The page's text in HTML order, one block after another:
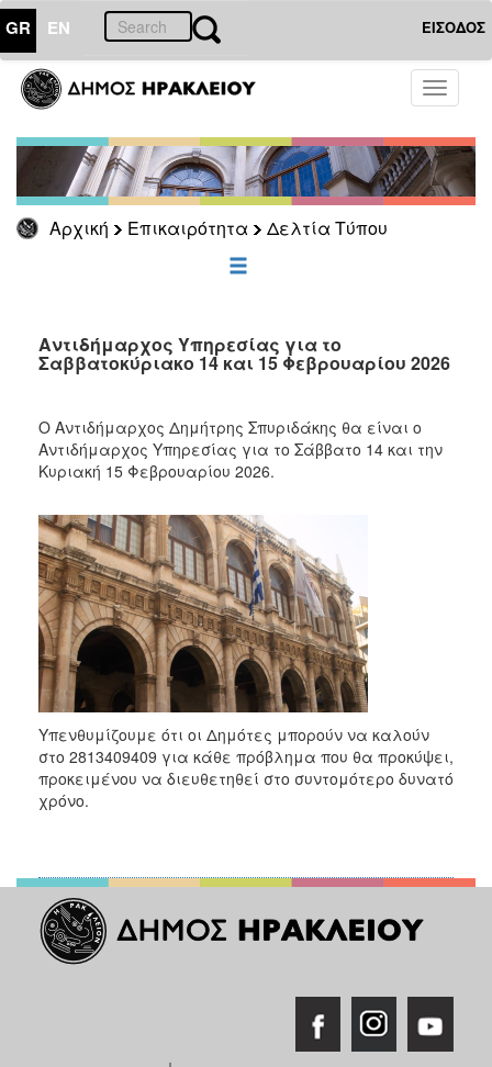
GR EN ΕΙΣΟΔΟΣ
Toggle
Αρχική Επικαιρότητα Δελτία Τύπου
ΕΠΙΚΑΙΡΟΤΗΤΑ
Τύπου
Αρχείο
ΕΠΙΣΚΕΠΤΗΣ
Αντιδήμαρχος Υπηρεσίας για το
Σαββατοκύριακο 14 και 15 Φεβρουαρίου 2026
O Αντιδήμαρχος Δημήτρης Σπυριδάκης θα είναι o
Αντιδήμαρχος Υπηρεσίας για το Σάββατο 14 και την
Κυριακή 15 Φεβρουαρίου 2026.
Υπενθυμίζουμε ότι οι Δημότες μπορούν να καλούν
στο 2813409409 για κάθε πρόβλημα που θα προκύψει,
προκειμένου να διευθετηθεί στο συντομότερο δυνατό
χρόνο.